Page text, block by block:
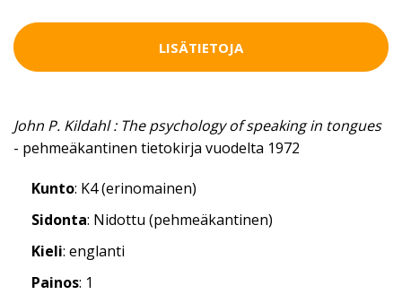
LISÄTIETOJA
John P. Kildahl : The psychology of speaking in tongues
- pehmeäkantinen tietokirja vuodelta 1972
Kunto: K4 (erinomainen)
Sidonta: Nidottu (pehmeäkantinen)
Kieli: englanti
Painos: 1